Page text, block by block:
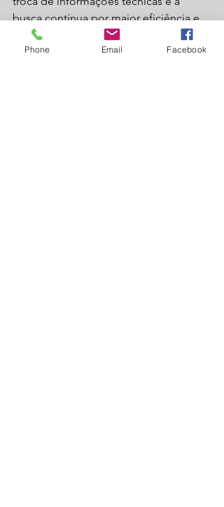
busca contínua por maior eficiência e
produtividade no campo.
Phone Email Facebook